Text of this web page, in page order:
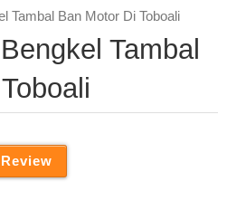
Tambal Ban Motor Di Toboali
Tambal